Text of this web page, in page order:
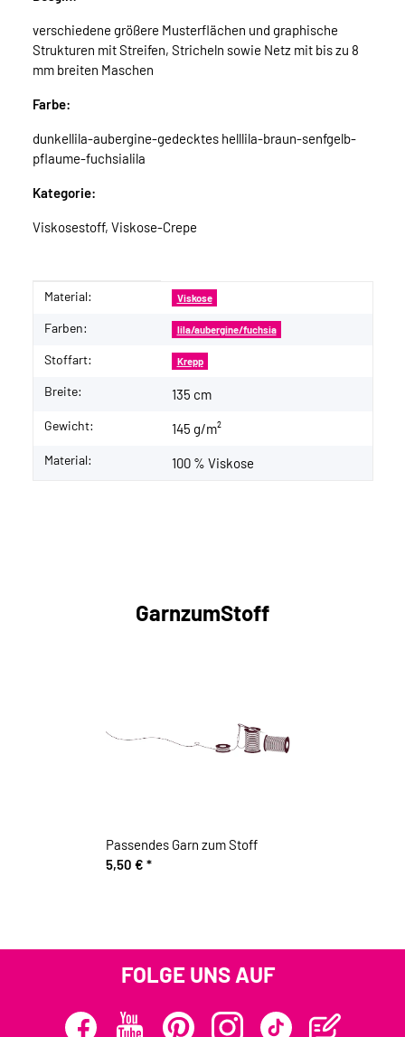
verschiedene größere Musterflächen und graphische
Strukturen mit Streifen, Stricheln sowie Netz mit bis zu 8
mm breiten Maschen
Farbe:
dunkellila-aubergine-gedecktes helllila-braun-senfgelb-
pflaume-fuchsialila
Kategorie:
Viskosestoff, Viskose-Crepe
Produkteigenschaft
Wert
Material: Viskose
Farben: lila/aubergine/fuchsia
Stoffart: Krepp
Breite: 135 cm
Gewicht: 145 g/m²
Material: 100 % Viskose
GarnzumStoff
Passendes Garn zum Stoff
5,50 € *
FOLGE UNS AUF